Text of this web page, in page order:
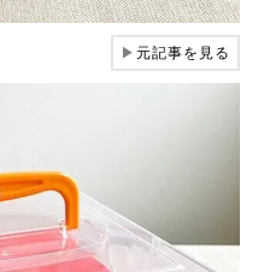
▶元記事を見る